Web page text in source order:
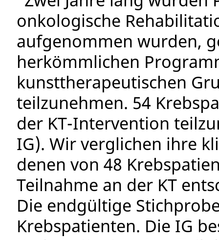
onkologische
aufgenommen wurden,
herkömmlichen
kunsttherapeutischen
teilzunehmen. 54
der KT-Intervention
IG). Wir verglichen ihre
denen von 48
Teilnahme an der KT
Die endgültige
Krebspatienten. Die IG